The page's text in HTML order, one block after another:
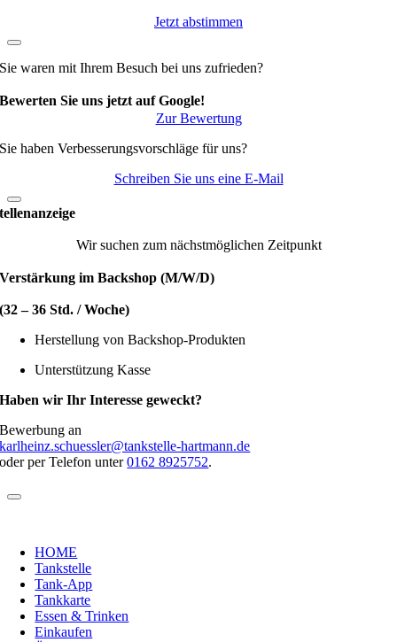
Jetzt abstimmen
Sie waren mit Ihrem Besuch bei uns zufrieden?
Bewerten Sie uns jetzt auf Google!
Zur Bewertung
Sie haben Verbesserungsvorschläge für uns?
Schreiben Sie uns eine E-Mail
Wir suchen zum nächstmöglichen Zeitpunkt
Verstärkung im Backshop (M/W/D)
(32 – 36 Std. / Woche)
Herstellung von Backshop-Produkten
Unterstützung Kasse
Haben wir Ihr Interesse geweckt?
Bewerbung an
karlheinz.schuessler@tankstelle-hartmann.de
oder per Telefon unter0162 8925752.
HOME
Tankstelle
Tank-App
Tankkarte
Essen & Trinken
Einkaufen